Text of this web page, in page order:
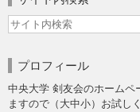
プロフィール
中央大学 剣友会のホームペ
ますので（大中小）お試し